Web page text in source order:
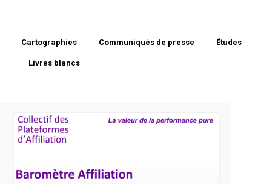
Cartographies Communiqués de presse Études
Livres blancs